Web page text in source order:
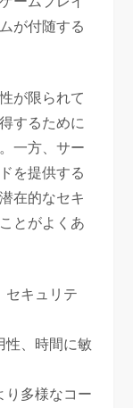
が付随する
が限られて
するために
一方、サー
を提供する
在的なセキ
とがよくあ
セキュリテ
性、時間に敏
り多様なコー